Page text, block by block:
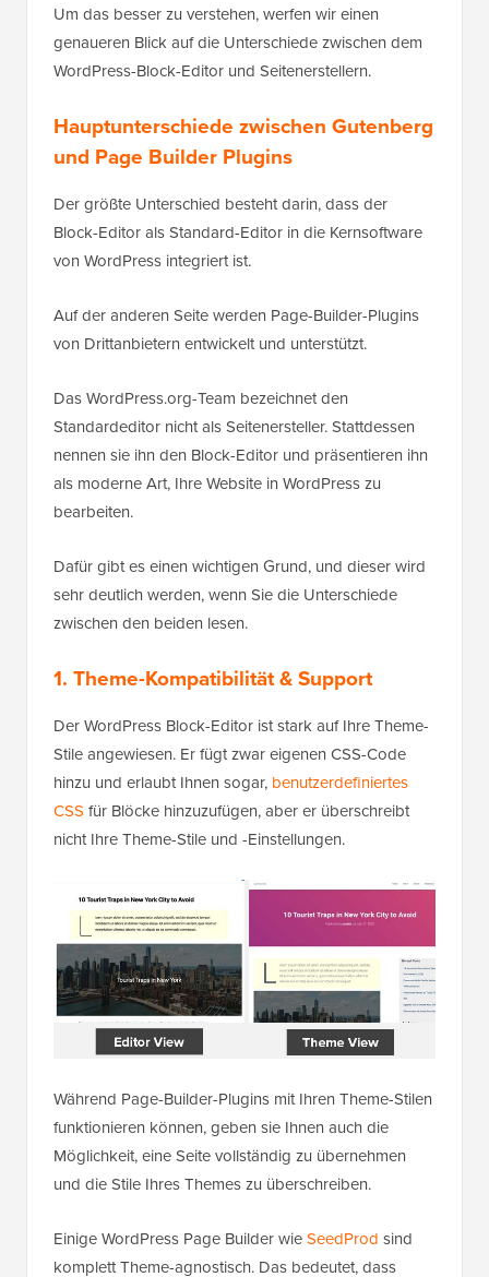
Um das besser zu verstehen, werfen wir einen
genaueren Blick auf die Unterschiede zwischen dem
WordPress-Block-Editor und Seitenerstellern.
Hauptunterschiede zwischen Gutenberg
und Page Builder Plugins
Der größte Unterschied besteht darin, dass der
Block-Editor als Standard-Editor in die Kernsoftware
von WordPress integriert ist.
Auf der anderen Seite werden Page-Builder-Plugins
von Drittanbietern entwickelt und unterstützt.
Das WordPress.org-Team bezeichnet den
Standardeditor nicht als Seitenersteller. Stattdessen
nennen sie ihn den Block-Editor und präsentieren ihn
als moderne Art, Ihre Website in WordPress zu
bearbeiten.
Dafür gibt es einen wichtigen Grund, und dieser wird
sehr deutlich werden, wenn Sie die Unterschiede
zwischen den beiden lesen.
1. Theme-Kompatibilität & Support
Der WordPress Block-Editor ist stark auf Ihre Theme-
Stile angewiesen. Er fügt zwar eigenen CSS-Code
hinzu und erlaubt Ihnen sogar, benutzerdefiniertes
CSS für Blöcke hinzuzufügen, aber er überschreibt
nicht Ihre Theme-Stile und -Einstellungen.
Während Page-Builder-Plugins mit Ihren Theme-Stilen
funktionieren können, geben sie Ihnen auch die
Möglichkeit, eine Seite vollständig zu übernehmen
und die Stile Ihres Themes zu überschreiben.
Einige WordPress Page Builder wieSeedProd sind
komplett Theme-agnostisch. Das bedeutet, dass